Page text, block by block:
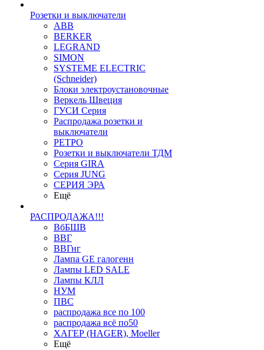
Розетки и выключатели
ABB
BERKER
LEGRAND
SIMON
SYSTEME ELECTRIC
(Schneider)
Блоки электроустановочные
Веркель Швеция
ГУСИ Серия
Распродажа розетки и
выключатели
РЕТРО
Розетки и выключатели ТДМ
Серия GIRA
Серия JUNG
СЕРИЯ ЭРА
Ещё
РАСПРОДАЖА!!!
ВбБШВ
ВВГ
ВВГнг
Лампа GE галогенн
Лампы LED SALE
Лампы КЛЛ
НУМ
ПВС
распродажа все по 100
распродажа всё по50
ХАГЕР (HAGER), Moeller
Ещё